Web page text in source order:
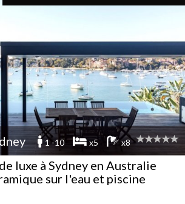
1 -10 x5 x8
luxe à Sydney en Australie
sur l'eau et piscine